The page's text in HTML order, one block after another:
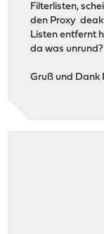
Filterlisten,
den Proxy
Listen entfernt
da was unrund?
Gruß und Dank